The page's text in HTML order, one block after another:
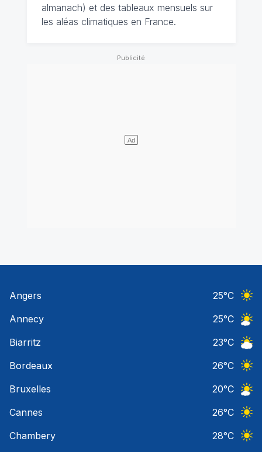
almanach) et des tableaux mensuels sur
les aléas climatiques en France.
Angers 25°C
Annecy
25°C
Biarritz
23°C
Bordeaux
26°C
Bruxelles
20°C
Cannes
26°C
Chambery
28°C